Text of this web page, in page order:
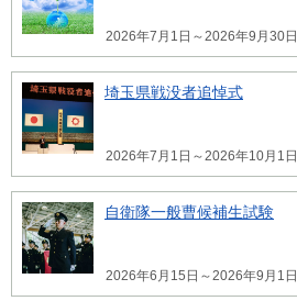
2026年7月1日～2026年9月30日
埼玉県戦没者追悼式
2026年7月1日～2026年10月1日
自衛隊一般曹候補生試験
2026年6月15日～2026年9月1日